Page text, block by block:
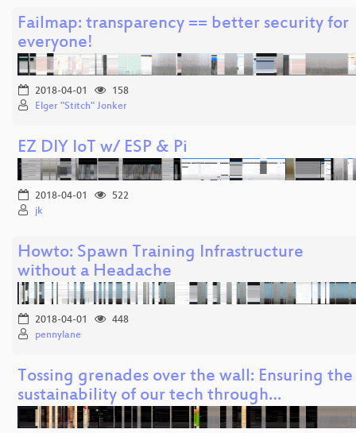
Failmap: transparency == better security for
everyone!
2018-04-01
158
Elger "Stitch" Jonker
EZ DIY IoT w/ ESP & Pi
2018-04-01
522
jk
Howto: Spawn Training Infrastructure
without a Headache
2018-04-01
448
pennylane
Tossing grenades over the wall: Ensuring the
sustainability of our tech through…